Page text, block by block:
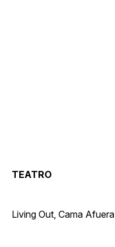
TEATRO
Living Out, Cama Afuera